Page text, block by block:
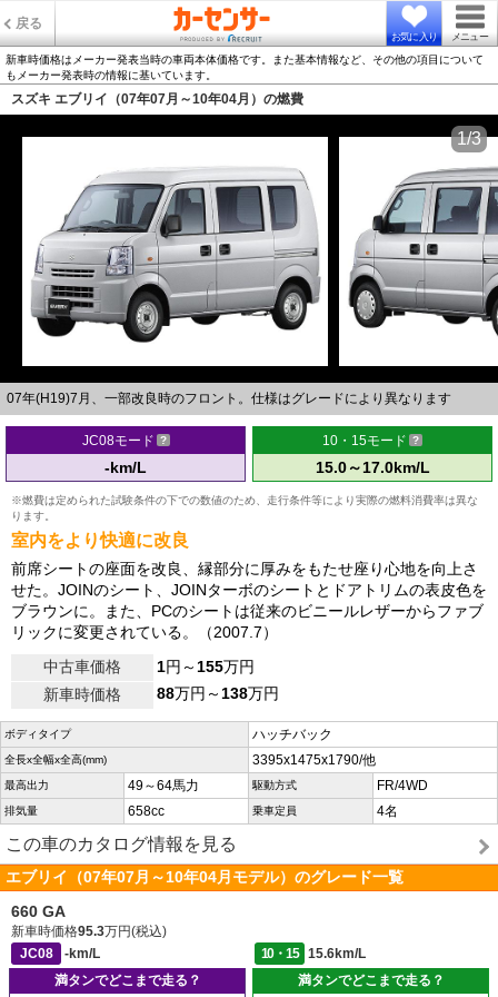
戻る
お気に入り メニュー
新車時価格はメーカー発表当時の車両本体価格です。また基本情報など、その他の項目について
もメーカー発表時の情報に基いています。
スズキ エブリイ（07年07月～10年04月）の燃費
07年(H19)7月、一部改良時のフロント。仕様はグレードにより異なります
1/3
JC08モード
-km/L
10・15モード
15.0～17.0km/L
※燃費は定められた試験条件の下での数値のため、走行条件等により実際の燃料消費率は異な
ります。
室内をより快適に改良
前席シートの座面を改良、縁部分に厚みをもたせ座り心地を向上さ
せた。JOINのシート、JOINターボのシートとドアトリムの表皮色を
ブラウンに。また、PCのシートは従来のビニールレザーからファブ
リックに変更されている。（2007.7）
中古車価格
1円～155万円
新車時価格
88万円～138万円
ボディタイプ ハッチバック
全長x全幅x全高(mm) 3395x1475x1790/他
最高出力 49～64馬力 駆動方式 FR/4WD
排気量 658cc 乗車定員 4名
この車のカタログ情報を見る
エブリイ（07年07月～10年04月モデル）のグレード一覧
660 GA
新車時価格95.3万円(税込)
JC08
-km/L 10・15
15.6km/L
満タンでどこまで走る？
満タンでどこまで走る？